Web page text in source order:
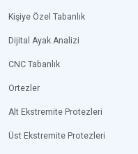
Kişiye Özel Tabanlık
Dijital Ayak Analizi
CNC Tabanlık
Ortezler
Alt Ekstremite Protezleri
Üst Ekstremite Protezleri